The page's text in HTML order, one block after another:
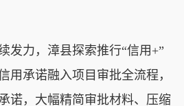
力，漳县探索推行“信用+”
用承诺融入项目审批全流程，
诺，大幅精简审批材料、压缩